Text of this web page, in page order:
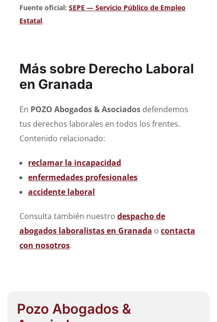
Fuente oficial: SEPE — Servicio Público de Empleo
Estatal.
Más sobre Derecho Laboral
en Granada
En POZO Abogados & Asociados defendemos
tus derechos laborales en todos los frentes.
Contenido relacionado:
reclamar la incapacidad
enfermedades profesionales
accidente laboral
Consulta también nuestro despacho de
abogados laboralistas en Granada o contacta
con nosotros.
Pozo Abogados &